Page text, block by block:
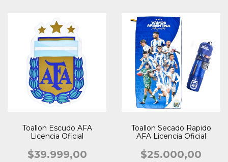
Toallon Escudo AFA
Licencia Oficial
$39.999,00
Toallon Secado Rapido
AFA Licencia Oficial
$25.000,00